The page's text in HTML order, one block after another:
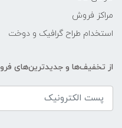
مراکز فروش
استخدام طراح گرافیک و دوخت
از تخفیف‌ها و جدیدترین‌های